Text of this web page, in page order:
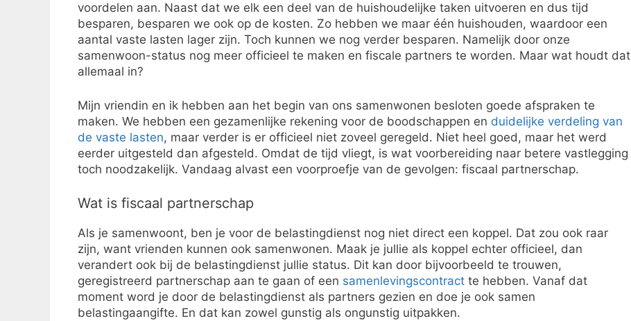
voordelen aan. Naast dat we elk een deel van de huishoudelijke taken uitvoeren en dus tijd
besparen, besparen we ook op de kosten. Zo hebben we maar één huishouden, waardoor een
aantal vaste lasten lager zijn. Toch kunnen we nog verder besparen. Namelijk door onze
samenwoon-status nog meer officieel te maken en fiscale partners te worden. Maar wat houdt dat
allemaal in?
Mijn vriendin en ik hebben aan het begin van ons samenwonen besloten goede afspraken te
maken. We hebben een gezamenlijke rekening voor de boodschappen en duidelijke verdeling van
de vaste lasten, maar verder is er officieel niet zoveel geregeld. Niet heel goed, maar het werd
eerder uitgesteld dan afgesteld. Omdat de tijd vliegt, is wat voorbereiding naar betere vastlegging
toch noodzakelijk. Vandaag alvast een voorproefje van de gevolgen: fiscaal partnerschap.
Wat is fiscaal partnerschap
Als je samenwoont, ben je voor de belastingdienst nog niet direct een koppel. Dat zou ook raar
zijn, want vrienden kunnen ook samenwonen. Maak je jullie als koppel echter officieel, dan
verandert ook bij de belastingdienst jullie status. Dit kan door bijvoorbeeld te trouwen,
geregistreerd partnerschap aan te gaan of een samenlevingscontract te hebben. Vanaf dat
moment word je door de belastingdienst als partners gezien en doe je ook samen
belastingaangifte. En dat kan zowel gunstig als ongunstig uitpakken.